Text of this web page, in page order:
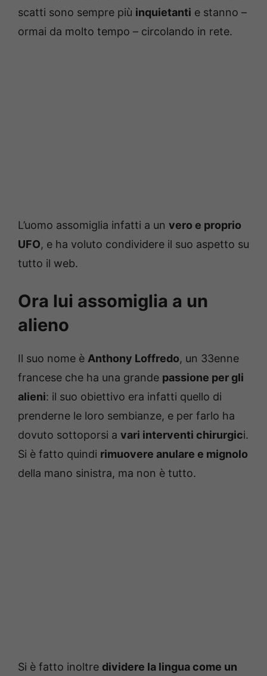
scatti sono sempre più inquietanti e stanno –
ormai da molto tempo – circolando in rete.
L’uomo assomiglia infatti a un vero e proprio
UFO, e ha voluto condividere il suo aspetto su
tutto il web.
Ora lui assomiglia a un
alieno
Il suo nome è Anthony Loffredo, un 33enne
francese che ha una grande passione per gli
alieni: il suo obiettivo era infatti quello di
prenderne le loro sembianze, e per farlo ha
dovuto sottoporsi a vari interventi chirurgici.
Si è fatto quindi rimuovere anulare e mignolo
della mano sinistra, ma non è tutto.
Si è fatto inoltre dividere la lingua come un